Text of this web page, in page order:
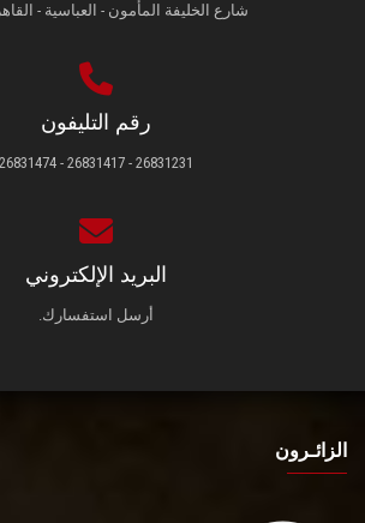
شارع الخليفة المأمون - العباسية -
رقم التليفون
26831231 - 26831417 - 26831474
البريد الإلكتروني
أرسل استفسارك.
الزائـرون